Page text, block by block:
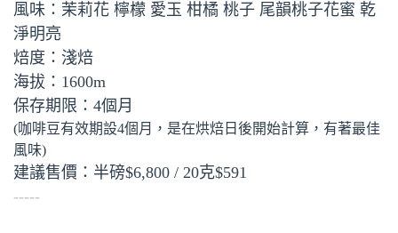
風味：茉莉花 檸檬 愛玉 柑橘 桃子 尾韻桃子花蜜 乾
淨明亮
焙度：淺焙
海拔：1600m
保存期限：4個月
(咖啡豆有效期設4個月，是在烘焙日後開始計算，有著最佳
風味)
建議售價：半磅$6,800 / 20克$591
-----